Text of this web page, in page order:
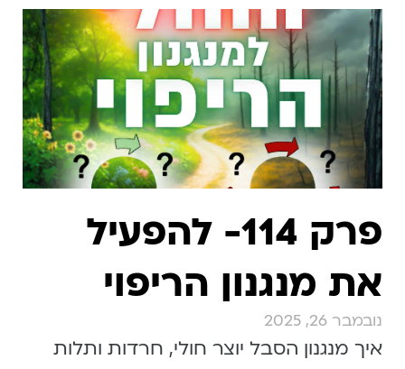
פרק 114- להפעיל
את מנגנון הריפוי
נובמבר 26, 2025
איך מנגנון הסבל יוצר חולי, חרדות ותלות